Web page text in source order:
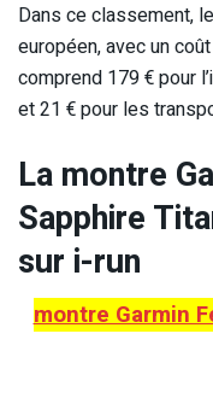
Dans ce classement,
européen, avec un
comprend 179 € pour
et 21 € pour les
La montre
Sapphire
sur i-run
montre Garmin